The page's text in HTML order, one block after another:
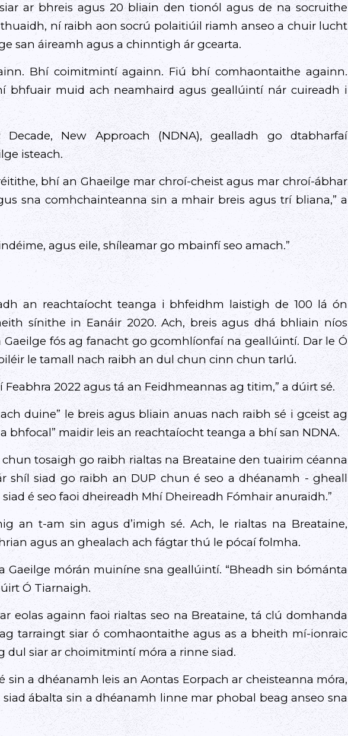
ar bhreis agus 20 bliain den tionól agus de na socruithe
ní raibh aon socrú polaitiúil riamh anseo a chuir lucht
san áireamh agus a chinntigh ár gcearta.
Bhí coimitmintí againn. Fiú bhí comhaontaithe againn.
bhfuair muid ach neamhaird agus geallúintí nár cuireadh i
Decade, New Approach (NDNA), gealladh go dtabharfaí
isteach.
bhí an Ghaeilge mar chroí-cheist agus mar chroí-ábhar
sna comhchainteanna sin a mhair breis agus trí bliana,” a
agus eile, shíleamar go mbainfí seo amach.”
an reachtaíocht teanga i bhfeidhm laistigh de 100 lá ón
sínithe in Eanáir 2020. Ach, breis agus dhá bhliain níos
fós ag fanacht go gcomhlíonfaí na geallúintí. Dar le Ó
le tamall nach raibh an dul chun cinn chun tarlú.
Feabhra 2022 agus tá an Feidhmeannas ag titim,” a dúirt sé.
duine” le breis agus bliain anuas nach raibh sé i gceist ag
bhfocal” maidir leis an reachtaíocht teanga a bhí san NDNA.
chun tosaigh go raibh rialtas na Breataine den tuairim céanna
shíl siad go raibh an DUP chun é seo a dhéanamh - gheall
é seo faoi dheireadh Mhí Dheireadh Fómhair anuraidh.”
an t-am sin agus d’imigh sé. Ach, le rialtas na Breataine,
agus an ghealach ach fágtar thú le pócaí folmha.
Gaeilge mórán muiníne sna geallúintí. “Bheadh sin bómánta
Ó Tiarnaigh.
eolas againn faoi rialtas seo na Breataine, tá clú domhanda
tarraingt siar ó comhaontaithe agus as a bheith mí-ionraic
dul siar ar choimitmintí móra a rinne siad.
sin a dhéanamh leis an Aontas Eorpach ar cheisteanna móra,
ábalta sin a dhéanamh linne mar phobal beag anseo sna